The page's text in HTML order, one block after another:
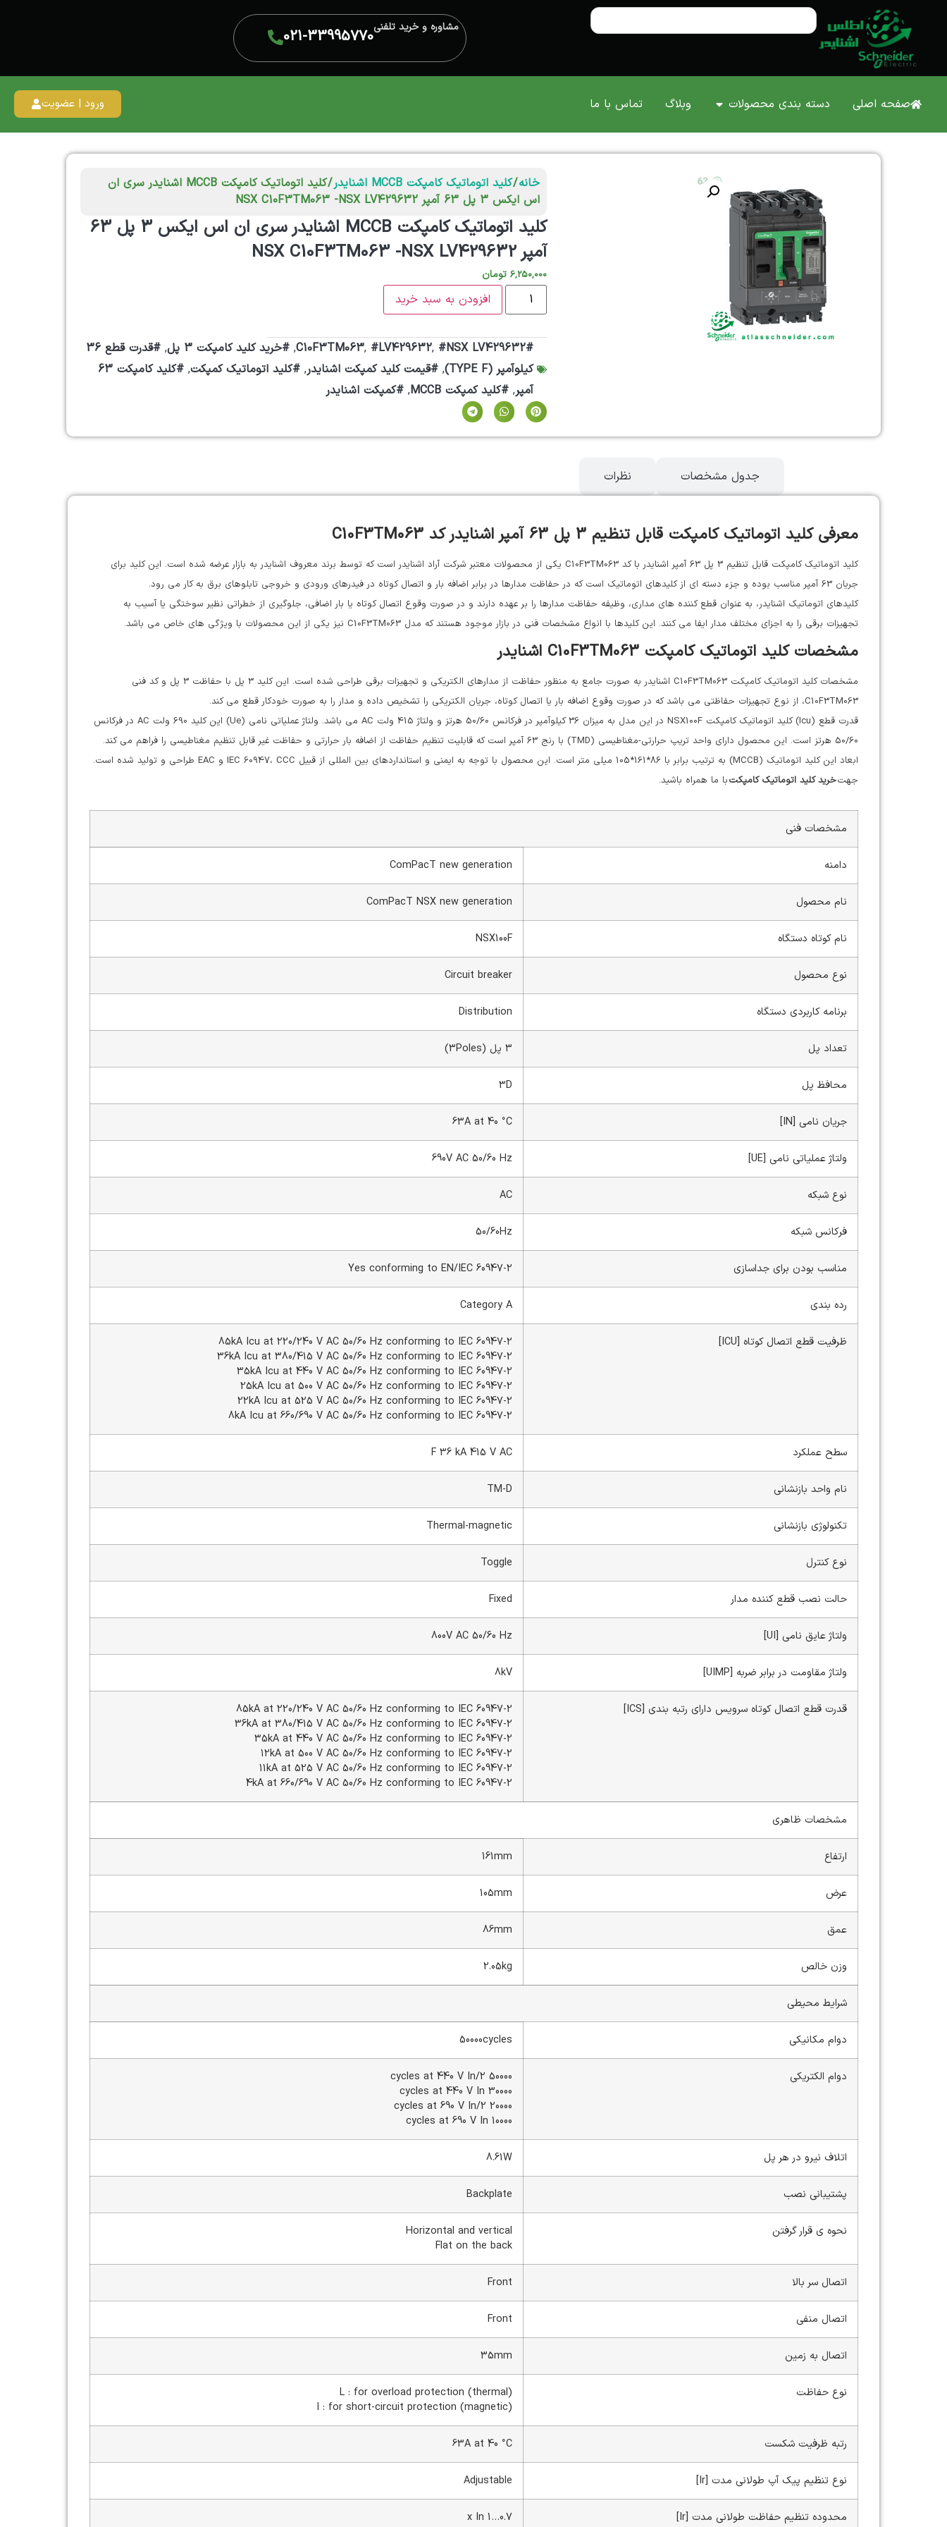
مشاوره و خرید تلفنی021-33995770
صفحه اصلی دسته بندی محصولات وبلاگ تماس با ما ورود | عضویت
خانه/کلید اتوماتیک کامپکت MCCB اشنایدر
/ کلید اتوماتیک کامپکت MCCB اشنایدر سری ان
اس ایکس 3 پل 63 آمپر NSX C10F3TM063 -NSX LV429632
کلید اتوماتیک کامپکت MCCB اشنایدر سری ان اس ایکس 3 پل 63
آمپر NSX C10F3TM063 -NSX LV429632
6,250,000 تومان
افزودن به سبد خرید
#C10F3TM063
, #LV429632, #NSX LV429632
,#خرید کلید کامپکت 3 پل ,
#قدرت قطع 36
کیلوآمپر (TYPE F)
,#قیمت کلید کمپکت اشنایدر,#کلید اتوماتیک کمپکت,
#کلید کامپکت 63
آمپر,#کلید کمپکت MCCB ,#کمپکت اشنایدر
جدول مشخصات نظرات
معرفی کلید اتوماتیک کامپکت قابل تنظیم 3 پل 63 آمپر اشنایدر کد C10F3TM063
کلید اتوماتیک کامپکت قابل تنظیم 3 پل 63 آمپر اشنایدر با کد C10F3TM063 یکی از محصولات معتبر شرکت آراد اشنایدر است که توسط برند معروف اشنایدر به بازار عرضه شده است. این کلید برای
جریان 63 آمپر مناسب بوده و جزء دسته ای از کلیدهای اتوماتیک است که در حفاظت مدارها در برابر اضافه بار و اتصال کوتاه در فیدرهای ورودی و خروجی تابلوهای برق به کار می رود.
کلیدهای اتوماتیک اشنایدر، به عنوان قطع کننده های مداری، وظیفه حفاظت مدارها را بر عهده دارند و در صورت وقوع اتصال کوتاه یا بار اضافی، جلوگیری از خطراتی نظیر سوختگی یا آسیب به
تجهیزات برقی را به اجزای مختلف مدار ایفا می کنند. این کلیدها با انواع مشخصات فنی در بازار موجود هستند که مدل C10F3TM063 نیز یکی از این محصولات با ویژگی های خاص می باشد.
مشخصات کلید اتوماتیک کامپکت C10F3TM063 اشنایدر
مشخصات کلید اتوماتیک کامپکت C10F3TM063 اشنایدر به صورت جامع به منظور حفاظت از مدارهای الکتریکی و تجهیزات برقی طراحی شده است. این کلید 3 پل با حفاظت 3 پل و کد فنی
C10F3TM063، از نوع تجهیزات حفاظتی می باشد که در صورت وقوع اضافه بار یا اتصال کوتاه، جریان الکتریکی را تشخیص داده و مدار را به صورت خودکار قطع می کند.
قدرت قطع (Icu) کلید اتوماتیک کامپکت NSX100F در این مدل به میزان 36 کیلوآمپر در فرکانس 50/60 هرتز و ولتاژ 415 ولت AC می باشد. ولتاژ عملیاتی نامی (Ue) این کلید 690 ولت AC در فرکانس
50/60 هرتز است. این محصول دارای واحد تریپ حرارتی-مغناطیسی (TMD) با رنج 63 آمپر است که قابلیت تنظیم حفاظت از اضافه بار حرارتی و حفاظت غیر قابل تنظیم مغناطیسی را فراهم می کند.
ابعاد این کلید اتوماتیک (MCCB) به ترتیب برابر با 86*161*105 میلی متر است. این محصول با توجه به ایمنی و استانداردهای بین المللی از قبیل IEC 60947، CCC و EAC طراحی و تولید شده است.
جهتخرید کلید اتوماتیک کامپکتبا ما همراه باشید.
مشخصات فنی
دامنه ComPacT new generation
نام محصول ComPacT NSX new generation
نام کوتاه دستگاه NSX100F
نوع محصول Circuit breaker
برنامه کاربردی دستگاه Distribution
تعداد پل 3 پل (3Poles)
محافظ پل 3D
جریان نامی [IN] 63A at 40 °C
ولتاژ عملیاتی نامی [UE] 690V AC 50/60 Hz
نوع شبکه AC
فرکانس شبکه 50/60Hz
مناسب بودن برای جداسازی Yes conforming to EN/IEC 60947-2
رده بندی Category A
ظرفیت قطع اتصال کوتاه [ICU]
85kA Icu at 220/240 V AC 50/60 Hz conforming to IEC 60947-2
36kA Icu at 380/415 V AC 50/60 Hz conforming to IEC 60947-2
35kA Icu at 440 V AC 50/60 Hz conforming to IEC 60947-2
25kA Icu at 500 V AC 50/60 Hz conforming to IEC 60947-2
22kA Icu at 525 V AC 50/60 Hz conforming to IEC 60947-2
8kA Icu at 660/690 V AC 50/60 Hz conforming to IEC 60947-2
سطح عملکرد F 36 kA 415 V AC
نام واحد بازنشانی TM-D
تکنولوژی بازنشانی Thermal-magnetic
نوع کنترل Toggle
حالت نصب قطع کننده مدار Fixed
ولتاژ عایق نامی [UI] 800V AC 50/60 Hz
ولتاژ مقاومت در برابر ضربه [UIMP] 8kV
قدرت قطع اتصال کوتاه سرویس دارای رتبه بندی [ICS]
85kA at 220/240 V AC 50/60 Hz conforming to IEC 60947-2
36kA at 380/415 V AC 50/60 Hz conforming to IEC 60947-2
35kA at 440 V AC 50/60 Hz conforming to IEC 60947-2
12kA at 500 V AC 50/60 Hz conforming to IEC 60947-2
11kA at 525 V AC 50/60 Hz conforming to IEC 60947-2
4kA at 660/690 V AC 50/60 Hz conforming to IEC 60947-2
مشخصات ظاهری
ارتفاع 161mm
عرض 105mm
عمق 86mm
وزن خالص 2.05kg
شرایط محیطی
دوام مکانیکی 50000cycles
دوام الکتریکی
50000 cycles at 440 V In/2
30000 cycles at 440 V In
20000 cycles at 690 V In/2
10000 cycles at 690 V In
اتلاف نیرو در هر پل 8.61W
پشتیبانی نصب Backplate
نحوه ی قرار گرفتن
Horizontal and vertical
Flat on the back
اتصال سر بالا Front
اتصال منفی Front
اتصال به زمین 35mm
نوع حفاظت
L : for overload protection (thermal)
I : for short-circuit protection (magnetic)
رتبه ظرفیت شکست 63A at 40 °C
نوع تنظیم پیک آپ طولانی مدت [Ir] Adjustable
محدوده تنظیم حفاظت طولانی مدت [Ir] 0.7…1 x In